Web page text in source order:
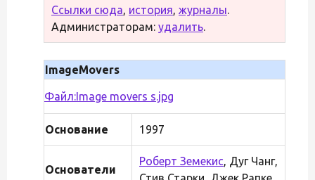
Ссылки сюда, история, журналы.
Администраторам: удалить.
ImageMovers
Файл:Image movers s.jpg
Основание 1997
Основатели
Роберт Земекис, Дуг Чанг,